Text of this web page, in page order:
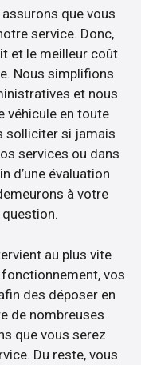
que vous
service. Donc,
et le meilleur coût
Nous simplifions
et nous
véhicule en toute
solliciter si jamais
services ou dans
d’une évaluation
à votre
au plus vite
vos
des déposer en
de nombreuses
que vous serez
Du reste, vous